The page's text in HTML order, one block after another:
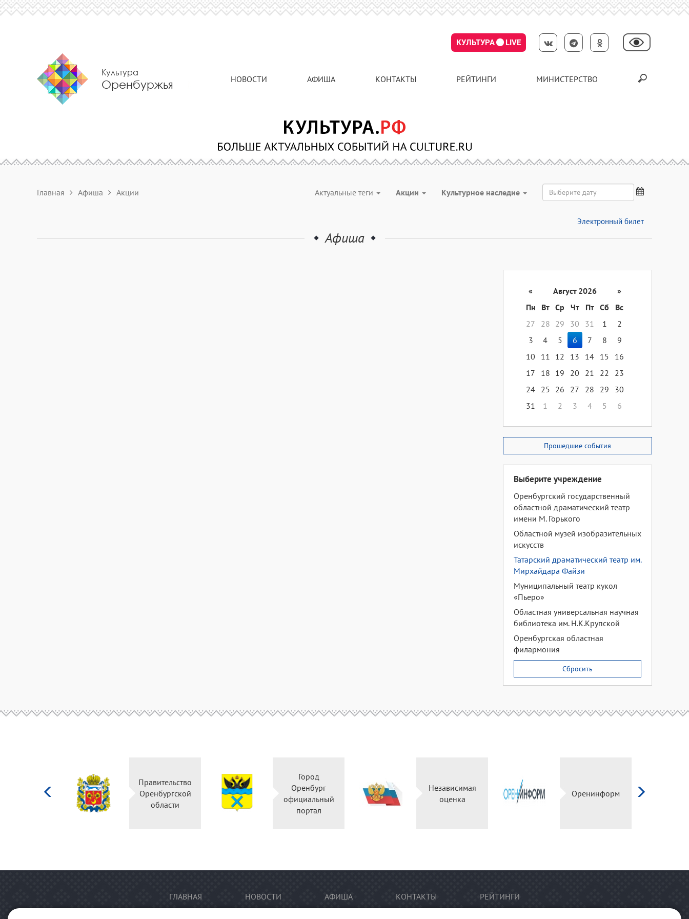
КУЛЬТУРА LIVE
Культура
Оренбуржья НОВОСТИ АФИША КОНТАКТЫ РЕЙТИНГИ МИНИСТЕРСТВО
Главная Афиша Акции Актуальные теги Акции Культурное наследие
Электронный билет
Афиша
« Август 2026
»
Пн
Вт Ср Чт Пт Сб
Вс
27
28 29 30 31 1
2
3
4 5 6 7 8
9
10
11 12 13 14 15
16
17
18 19 20 21 22
23
24 25 26 27 28 29
30
31
1 2 3 4 5 6
Прошедшие события
Выберите учреждение
Оренбургский государственный
областной драматический театр
имени М. Горького
Областной музей изобразительных
искусств
Татарский драматический театр им.
Мирхайдара Файзи
Муниципальный театр кукол
«Пьеро»
Областная универсальная научная
библиотека им. Н.К.Крупской
Оренбургская областная
филармония
Сбросить
Правительство
Оренбургской
области
Город
Оренбург
официальный
портал
Независимая
оценка
Оренинформ
ГЛАВНАЯ НОВОСТИ АФИША КОНТАКТЫ РЕЙТИНГИ